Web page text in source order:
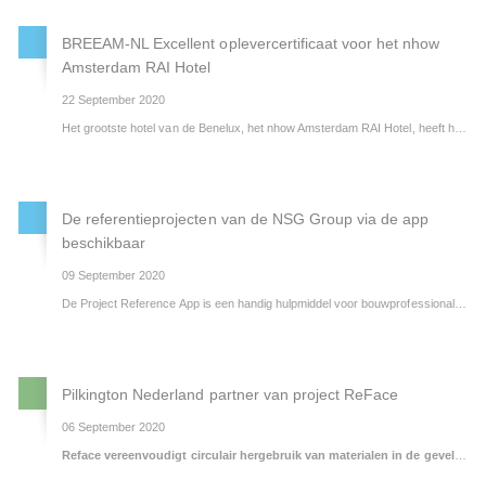
BREEAM-NL Excellent oplevercertificaat voor het nhow
Amsterdam RAI Hotel
22 September 2020
Het grootste hotel van de Benelux, het nhow Amsterdam RAI Hotel, heeft het BREEAM-oplevercertificaat ‘Excellent’ behaald. Het hotel is niet alleen een opvallende verschijning in de skyline langs de Ringweg in Amsterdam, maar op bepaalde facetten ook nog eens bijzonder duurzaam.
De referentieprojecten van de NSG Group via de app
beschikbaar
09 September 2020
De Project Reference App is een handig hulpmiddel voor bouwprofessionals en een waardevolle informatiebron voor iedereen die geïnteresseerd is in moderne architectuur.
Pilkington Nederland partner van project ReFace
06 September 2020
Reface vereenvoudigt circulair hergebruik van materialen in de gevelbouw.